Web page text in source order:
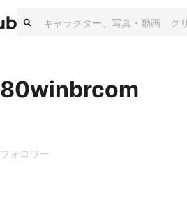
80winbrcom
フォロワー